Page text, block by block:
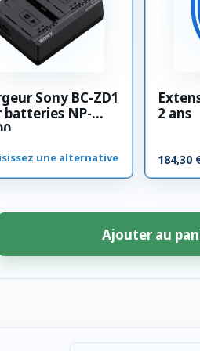
Sony BC-ZD1
batteries NP-
une alternative
2 ans
184,30
Ajouter au